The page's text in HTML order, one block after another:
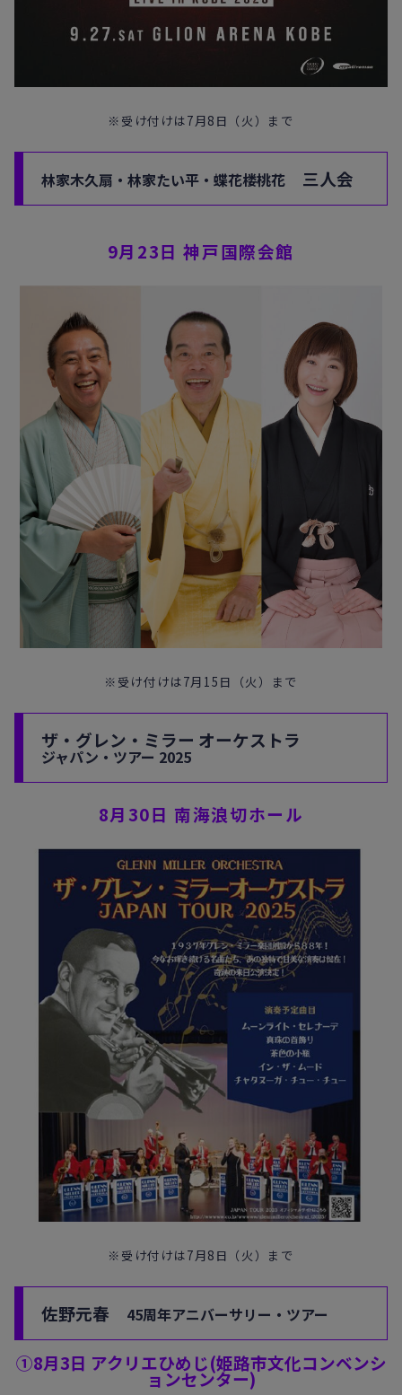
※受け付けは7月8日（火）まで
林家木久扇・林家たい平・蝶花楼桃花 三人会
9月23日 神戸国際会館
※受け付けは7月15日（火）まで
ザ・グレン・ミラー オーケストラ
ジャパン・ツアー 2025
8月30日 南海浪切ホール
※受け付けは7月8日（火）まで
佐野元春 45周年アニバーサリー・ ツアー
①8月3日 アクリエひめじ(姫路市文化コンベンシ
ョンセンター)